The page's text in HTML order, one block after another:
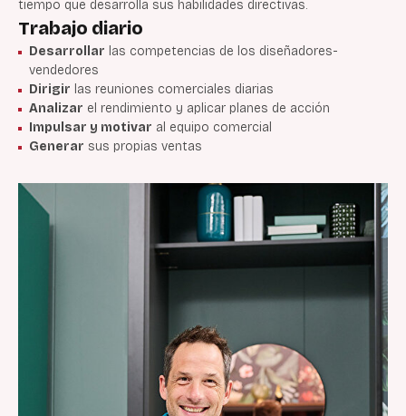
tiempo que desarrolla sus habilidades directivas.
Trabajo diario
Desarrollar las competencias de los diseñadores-
vendedores
Dirigir las reuniones comerciales diarias
Analizar el rendimiento y aplicar planes de acción
Impulsar y motivar al equipo comercial
Generar sus propias ventas